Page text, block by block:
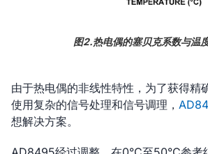
图2.热电偶的塞贝克系数与温
由于热电偶的非线性特性，为了获得精
使用复杂的信号处理和信号调理，
想解决方案。